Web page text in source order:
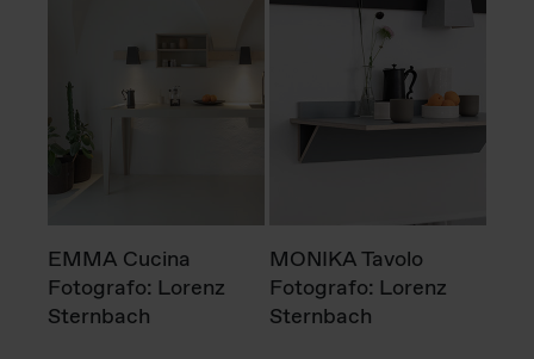
EMMA Cucina
Fotografo: Lorenz
Sternbach
MONIKA Tavolo
Fotografo: Lorenz
Sternbach